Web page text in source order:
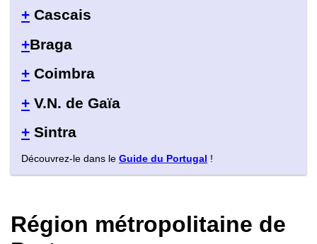
+ Cascais
+Braga
+ Coimbra
+ V.N. de Gaïa
+ Sintra
Découvrez-le dans le Guide du Portugal !
Région métropolitaine de